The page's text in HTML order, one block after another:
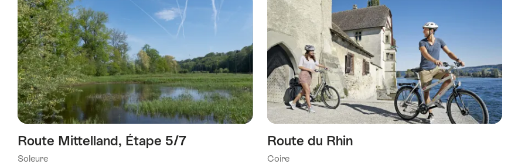
Route Mittelland, Étape 5/7
Soleure
Route du Rhin
Coire